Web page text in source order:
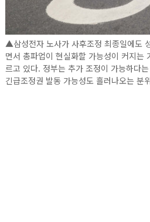
▲삼성전자 노사가 사후조정 최종일에도
면서 총파업이 현실화할 가능성이 커지
르고 있다. 정부는 추가 조정이 가능하다
긴급조정권 발동 가능성도 흘러나오는